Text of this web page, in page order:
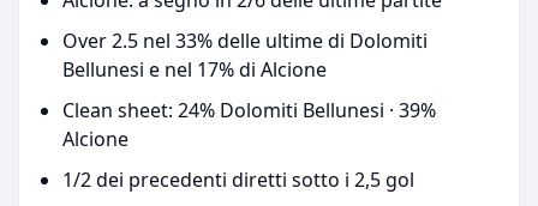
Over 2.5 nel 33% delle ultime di Dolomiti
Bellunesi e nel 17% di Alcione
Clean sheet: 24% Dolomiti Bellunesi · 39%
Alcione
1/2 dei precedenti diretti sotto i 2,5 gol